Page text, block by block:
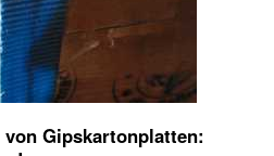
Gipskartonplatten: